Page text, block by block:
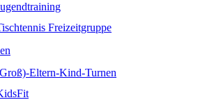
Freizeitgruppe
Eltern-Kind-Turnen